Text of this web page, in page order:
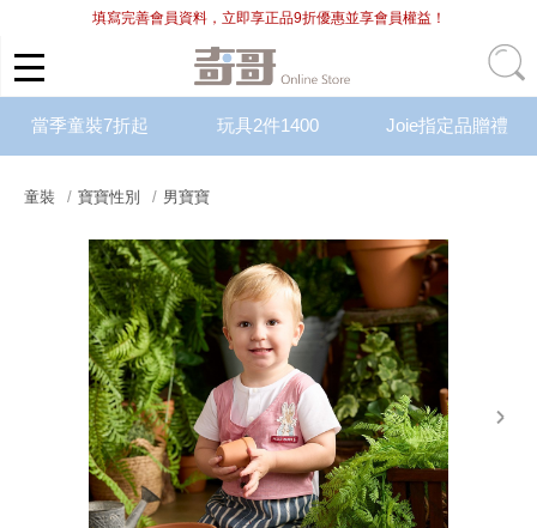
填寫完善會員資料，立即享正品9折優惠並享會員權益！
當季童裝7折起 玩具2件1400 Joie指定品贈禮
童裝 寶寶性別 男寶寶
next